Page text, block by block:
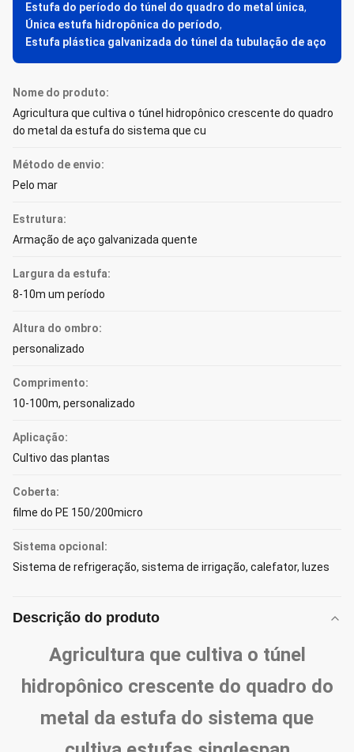
Estufa do período do túnel do quadro do metal única,
Única estufa hidropônica do período,
Estufa plástica galvanizada do túnel da tubulação de aço
Nome do produto:
Agricultura que cultiva o túnel hidropônico crescente do quadro
do metal da estufa do sistema que cu
Método de envio:
Pelo mar
Estrutura:
Armação de aço galvanizada quente
Largura da estufa:
8-10m um período
Altura do ombro:
personalizado
Comprimento:
10-100m, personalizado
Aplicação:
Cultivo das plantas
Coberta:
filme do PE 150/200micro
Sistema opcional:
Sistema de refrigeração, sistema de irrigação, calefator, luzes
Descrição do produto
Agricultura que cultiva o túnel
hidropônico crescente do quadro do
metal da estufa do sistema que